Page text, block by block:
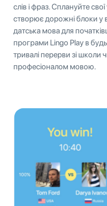
слів і фраз. Сплануйте
створює дорожні блоки у
датська мова для
програми Lingo Play в
тривалі перерви зі школи
професіоналом мовою.